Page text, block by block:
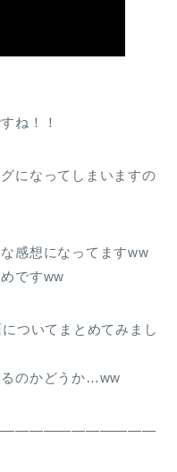
ね！！
になってしまいますの
感想になってますww
ですww
ついてまとめてみまし
るのかどうか…ww